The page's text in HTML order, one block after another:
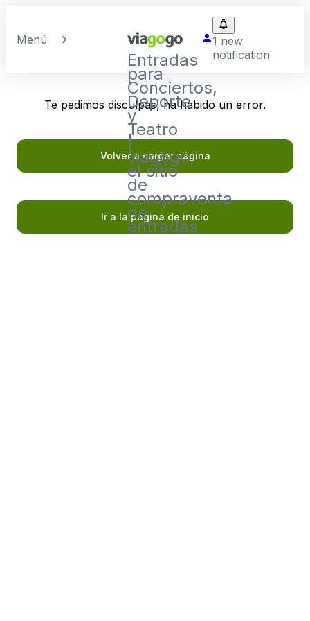
Menú
Entradas
para
Conciertos,
Deporte
y
Teatro
|
viagogo,
el sitio
de
compraventa
de
entradas
1 new
notification
Te pedimos disculpas, ha habido un error.
Volver a cargar página
Ir a la página de inicio